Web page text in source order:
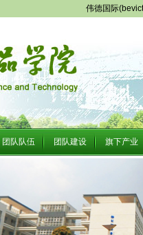
伟德国际
团队队伍 团队建设 旗下产业